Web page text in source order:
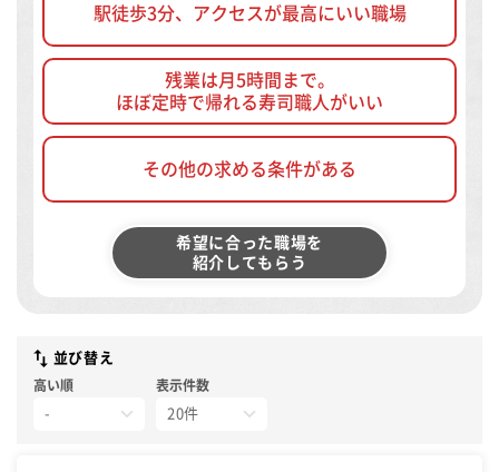
駅徒歩3分、アクセスが最高にいい職場
残業は月5時間まで。
ほぼ定時で帰れる寿司職人がいい
その他の求める条件がある
希望に合った職場を
紹介してもらう
並び替え
高い順 表示件数